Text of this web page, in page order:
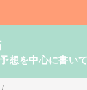
想を中心に書い